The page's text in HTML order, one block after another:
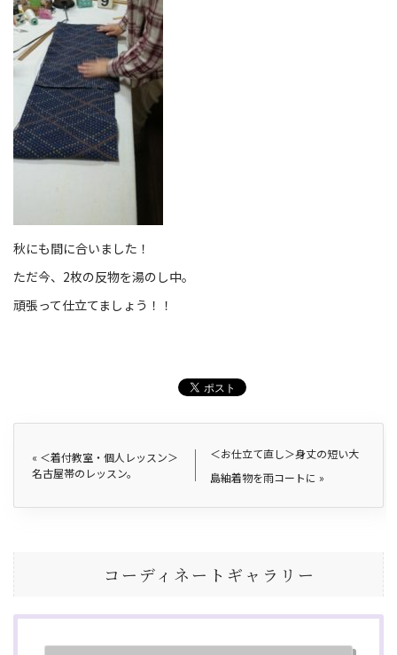
秋にも間に合いました！
ただ今、2枚の反物を湯のし中。
頑張って仕立てましょう！！
« ＜着付教室・個人レッスン＞
名古屋帯のレッスン。
＜お仕立て直し＞身丈の短い大
島紬着物を雨コートに »
コーディネートギャラリー